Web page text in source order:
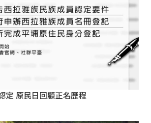
定 原民日回顧正名歷程